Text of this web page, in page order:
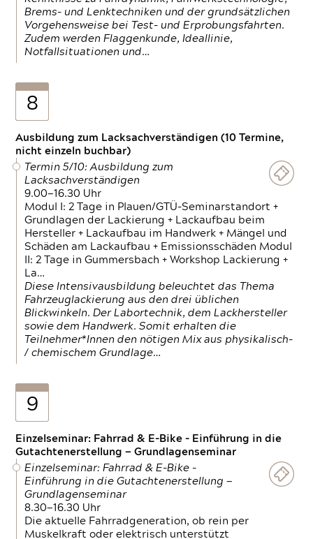
Brems- und Lenktechniken und der grundsätzlichen
Vorgehensweise bei Test- und Erprobungsfahrten.
Zudem werden Flaggenkunde, Ideallinie,
Notfallsituationen und…
8
Ausbildung zum Lacksachverständigen (10 Termine,
nicht einzeln buchbar)
Termin 5/10: Ausbildung zum
Lacksachverständigen
9.00—16.30 Uhr
Modul I: 2 Tage in Plauen/GTÜ-Seminarstandort +
Grundlagen der Lackierung + Lackaufbau beim
Hersteller + Lackaufbau im Handwerk + Mängel und
Schäden am Lackaufbau + Emissionsschäden Modul
II: 2 Tage in Gummersbach + Workshop Lackierung +
La…
Diese Intensivausbildung beleuchtet das Thema
Fahrzeuglackierung aus den drei üblichen
Blickwinkeln. Der Labortechnik, dem Lackhersteller
sowie dem Handwerk. Somit erhalten die
Teilnehmer*Innen den nötigen Mix aus physikalisch-
/ chemischem Grundlage…
9
Einzelseminar: Fahrrad & E-Bike - Einführung in die
Gutachtenerstellung — Grundlagenseminar
Einzelseminar: Fahrrad & E-Bike -
Einführung in die Gutachtenerstellung —
Grundlagenseminar
8.30—16.30 Uhr
Die aktuelle Fahrradgeneration, ob rein per
Muskelkraft oder elektrisch unterstützt